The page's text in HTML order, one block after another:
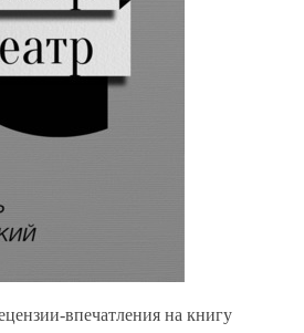
впечатления на книгу